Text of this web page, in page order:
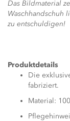
Das Bildmaterial
Waschhandschuh
zu entschuldigen!
Produktdetails
Die
fabriziert.
Material: